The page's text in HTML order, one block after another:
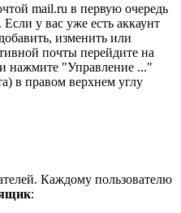
mail.ru в первую очередь
Если у вас уже есть аккаунт
изменить или
почты перейдите на
нажмите "Управление ..."
в правом верхнем углу
Каждому пользователю
: